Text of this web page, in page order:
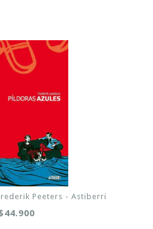
Peeters - Astiberri